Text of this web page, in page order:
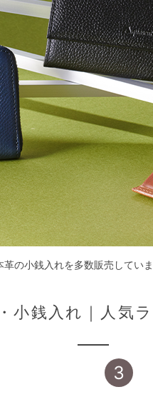
の小銭入れを多数販売して
小銭入れ｜人気
3